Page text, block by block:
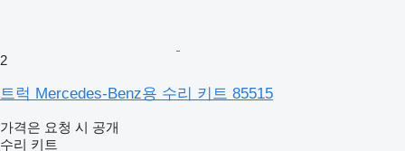
2
트럭 Mercedes-Benz용 수리 키트 85515
가격은 요청 시 공개
수리 키트